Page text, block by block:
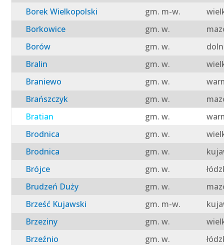
Borek Wielkopolski
gm. m-w.
Borkowice
gm. w.
Borów
gm. w.
Bralin
gm. w.
Braniewo
gm. w.
Brańszczyk
gm. w.
Bratian
gm. w.
Brodnica
gm. w.
Brodnica
gm. w.
Brójce
gm. w.
Brudzeń Duży
gm. w.
Brześć Kujawski
gm. m-w.
Brzeziny
gm. w.
Brzeźnio
gm. w.